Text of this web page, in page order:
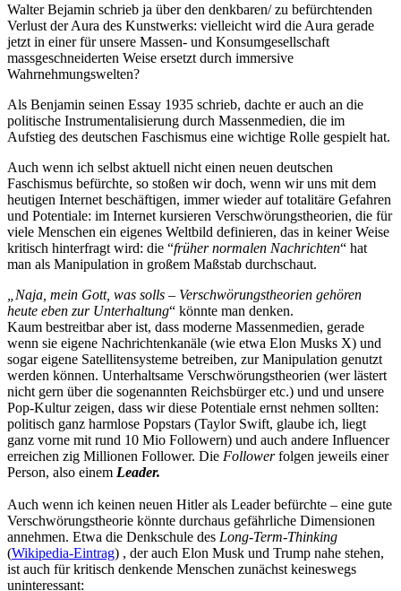
Walter Bejamin schrieb ja über den denkbaren/ zu befürchtenden
Verlust der Aura des Kunstwerks: vielleicht wird die Aura gerade
jetzt in einer für unsere Massen- und Konsumgesellschaft
massgeschneiderten Weise ersetzt durch immersive
Wahrnehmungswelten?
Als Benjamin seinen Essay 1935 schrieb, dachte er auch an die
politische Instrumentalisierung durch Massenmedien, die im
Aufstieg des deutschen Faschismus eine wichtige Rolle gespielt hat.
Auch wenn ich selbst aktuell nicht einen neuen deutschen
Faschismus befürchte, so stoßen wir doch, wenn wir uns mit dem
heutigen Internet beschäftigen, immer wieder auf totalitäre Gefahren
und Potentiale: im Internet kursieren Verschwörungstheorien, die für
viele Menschen ein eigenes Weltbild definieren, das in keiner Weise
kritisch hinterfragt wird: die “früher normalen Nachrichten“ hat
man als Manipulation in großem Maßstab durchschaut.
„Naja, mein Gott, was solls – Verschwörungstheorien gehören
heute eben zur Unterhaltung“ könnte man denken.
Kaum bestreitbar aber ist, dass moderne Massenmedien, gerade
wenn sie eigene Nachrichtenkanäle (wie etwa Elon Musks X) und
sogar eigene Satellitensysteme betreiben, zur Manipulation genutzt
werden können. Unterhaltsame Verschwörungstheorien (wer lästert
nicht gern über die sogenannten Reichsbürger etc.) und und unsere
Pop-Kultur zeigen, dass wir diese Potentiale ernst nehmen sollten:
politisch ganz harmlose Popstars (Taylor Swift, glaube ich, liegt
ganz vorne mit rund 10 Mio Followern) und auch andere Influencer
erreichen zig Millionen Follower. Die Followerfolgen jeweils einer
Person, also einem Leader.
Auch wenn ich keinen neuen Hitler als Leader befürchte – eine gute
Verschwörungstheorie könnte durchaus gefährliche Dimensionen
annehmen. Etwa die Denkschule des Long-Term-Thinking
(Wikipedia-Eintrag) , der auch Elon Musk und Trump nahe stehen,
ist auch für kritisch denkende Menschen zunächst keineswegs
uninteressant: